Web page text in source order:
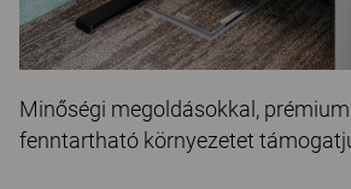
Minőségi megoldásokkal,
fenntartható környezetet